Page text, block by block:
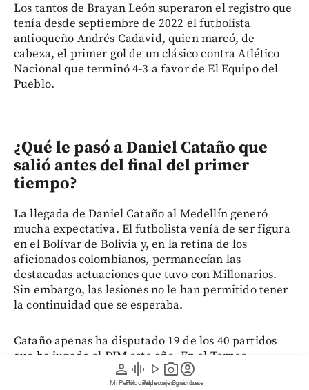
person
Mi Perfil
graphic_eq
Pódcast
play_arrow
Videos
photo_camera
Reportajes gráficos
account_circle
Suscríbete
Los tantos de Brayan León superaron el registro que
tenía desde septiembre de 2022 el futbolista
antioqueño Andrés Cadavid, quien marcó, de
cabeza, el primer gol de un clásico contra Atlético
Nacional que terminó 4-3 a favor de El Equipo del
Pueblo.
¿Qué le pasó a Daniel Cataño que
salió antes del final del primer
tiempo?
La llegada de Daniel Cataño al Medellín generó
mucha expectativa. El futbolista venía de ser figura
en el Bolívar de Bolivia y, en la retina de los
aficionados colombianos, permanecían las
destacadas actuaciones que tuvo con Millonarios.
Sin embargo, las lesiones no le han permitido tener
la continuidad que se esperaba.
Cataño apenas ha disputado 19 de los 40 partidos
que ha jugado el DIM este año. En el Torneo
Apertura estuvo un buen tiempo fuera de las
canchas. El día de su debut se resintió de una lesión